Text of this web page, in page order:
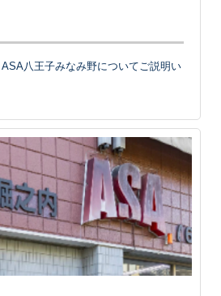
八王子みなみ野についてご説明い